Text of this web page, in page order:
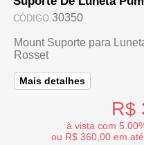
CÓDIGO 30350
Mount Suporte para
Rosset
Mais detalhes
R$
à vista com
ou R$ 360,00 em